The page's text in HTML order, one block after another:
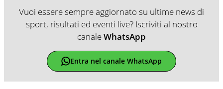
Vuoi essere sempre aggiornato su ultime news di
sport, risultati ed eventi live? Iscriviti al nostro
canaleWhatsApp
Entra nel canale WhatsApp